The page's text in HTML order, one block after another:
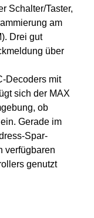
Schalter/Taster,
am
Drei gut
über
Decoders mit
sich der MAX
ob
Gerade im
Spar-
verfügbaren
genutzt